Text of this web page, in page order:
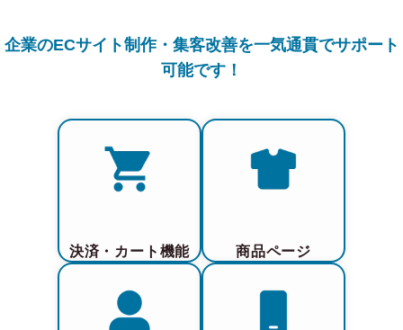
企業のECサイト制作・集客改善を一気通貫でサポート
可能です！
決済・カート機能 商品ページ